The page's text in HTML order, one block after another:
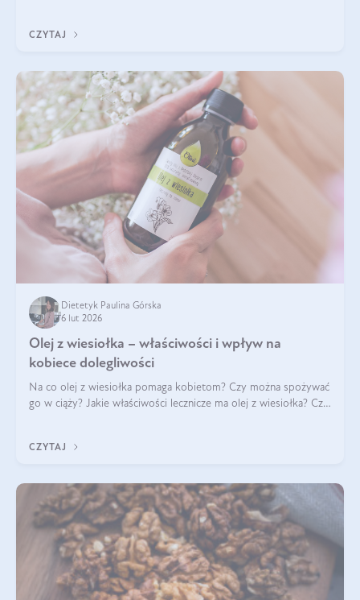
CZYTAJ
Dietetyk Paulina Górska
6 lut 2026
Olej z wiesiołka – właściwości i wpływ na
kobiece dolegliwości
Na co olej z wiesiołka pomaga kobietom? Czy można spożywać
go w ciąży? Jakie właściwości lecznicze ma olej z wiesiołka? Czy
CZYTAJ